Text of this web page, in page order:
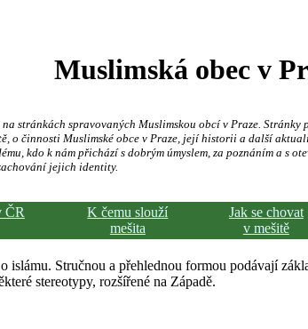
Muslimská obec v
stránkách spravovaných Muslimskou obcí v Praze. Stránky
o činnosti Muslimské obce v Praze, její historii a další
kdo k nám přichází s dobrým úmyslem, za poznáním a s
jejich identity.
ČR
K čemu slouží
mešita
Jak se chovat
v mešitě
islámu. Stručnou a přehlednou formou podávají
stereotypy, rozšířené na Západě.